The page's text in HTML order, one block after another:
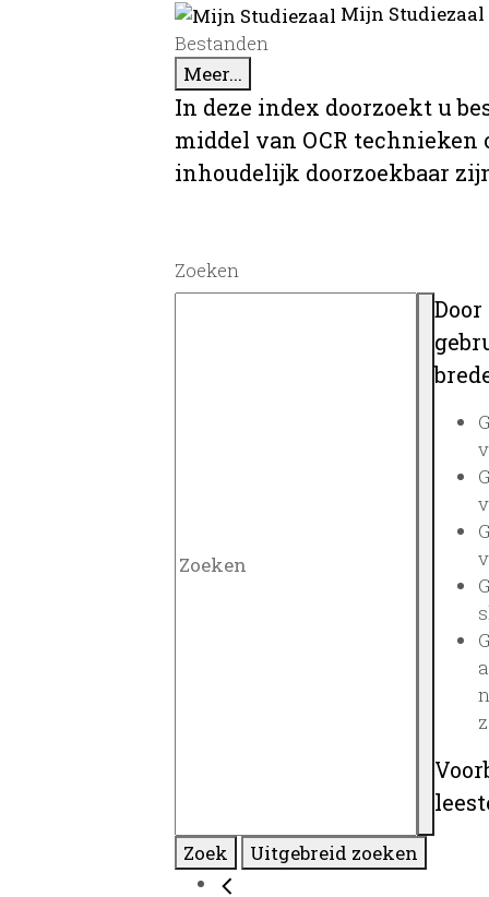
Mijn
Bestanden
Meer...
In deze index doorzoekt u
middel van OCR
inhoudelijk doorzoekbaar
Zoeken
Zoek Uitgebreid zoeken